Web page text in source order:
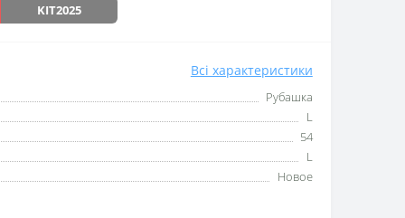
KIT2025
Всі характеристики
Рубашка
L
54
L
Новое